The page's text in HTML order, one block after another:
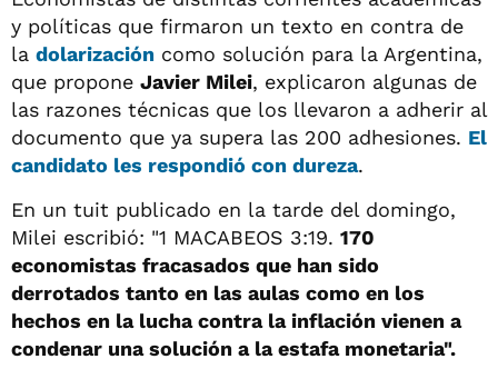
y políticas que firmaron un texto en contra de
la dolarización como solución para la Argentina,
que propone Javier Milei, explicaron algunas de
las razones técnicas que los llevaron a adherir al
documento que ya supera las 200 adhesiones. El
candidato les respondió con dureza.
En un tuit publicado en la tarde del domingo,
Milei escribió: "1 MACABEOS 3:19. 170
economistas fracasados que han sido
derrotados tanto en las aulas como en los
hechos en la lucha contra la inflación vienen a
condenar una solución a la estafa monetaria".